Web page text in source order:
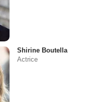
Shirine Boutella
Actrice